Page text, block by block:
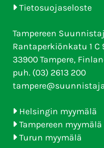
Tietosuojaseloste
Tampereen
Rantaperkiönkatu 1 C
33900 Tampere,
puh. (03) 2613 200
Helsingin myymälä
Tampereen myymälä
Turun myymälä